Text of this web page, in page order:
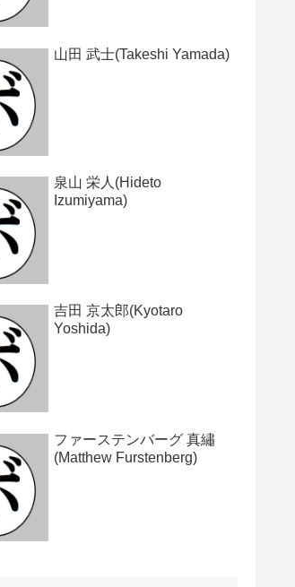
山田 武士(Takeshi Yamada)
泉山 栄人(Hideto
Izumiyama)
吉田 京太郎(Kyotaro
Yoshida)
ファーステンバーグ 真繡
(Matthew Furstenberg)